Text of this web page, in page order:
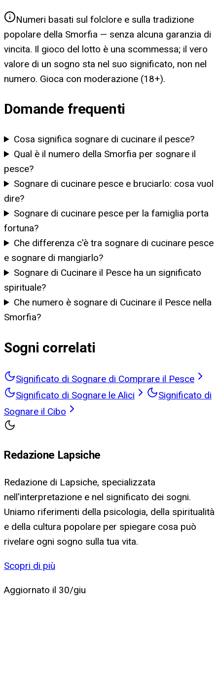
Numeri basati sul folclore e sulla tradizione
popolare della Smorfia — senza alcuna garanzia di
vincita. Il gioco del lotto è una scommessa; il vero
valore di un sogno sta nel suo significato, non nel
numero. Gioca con moderazione (18+).
Domande frequenti
Cosa significa sognare di cucinare il pesce?
Qual è il numero della Smorfia per sognare il
pesce?
Sognare di cucinare pesce e bruciarlo: cosa vuol
dire?
Sognare di cucinare pesce per la famiglia porta
fortuna?
Che differenza c'è tra sognare di cucinare pesce
e sognare di mangiarlo?
Sognare di Cucinare il Pesce ha un significato
spirituale?
Che numero è sognare di Cucinare il Pesce nella
Smorfia?
Sogni correlati
Significato di Sognare di Comprare il Pesce
Significato di Sognare le Alici
Significato di
Sognare il Cibo
Redazione Lapsiche
Redazione di Lapsiche, specializzata
nell'interpretazione e nel significato dei sogni.
Uniamo riferimenti della psicologia, della spiritualità
e della cultura popolare per spiegare cosa può
rivelare ogni sogno sulla tua vita.
Scopri di più
Aggiornato il 30/giu